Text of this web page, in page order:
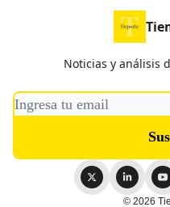
Noticias y análisis
© 2026